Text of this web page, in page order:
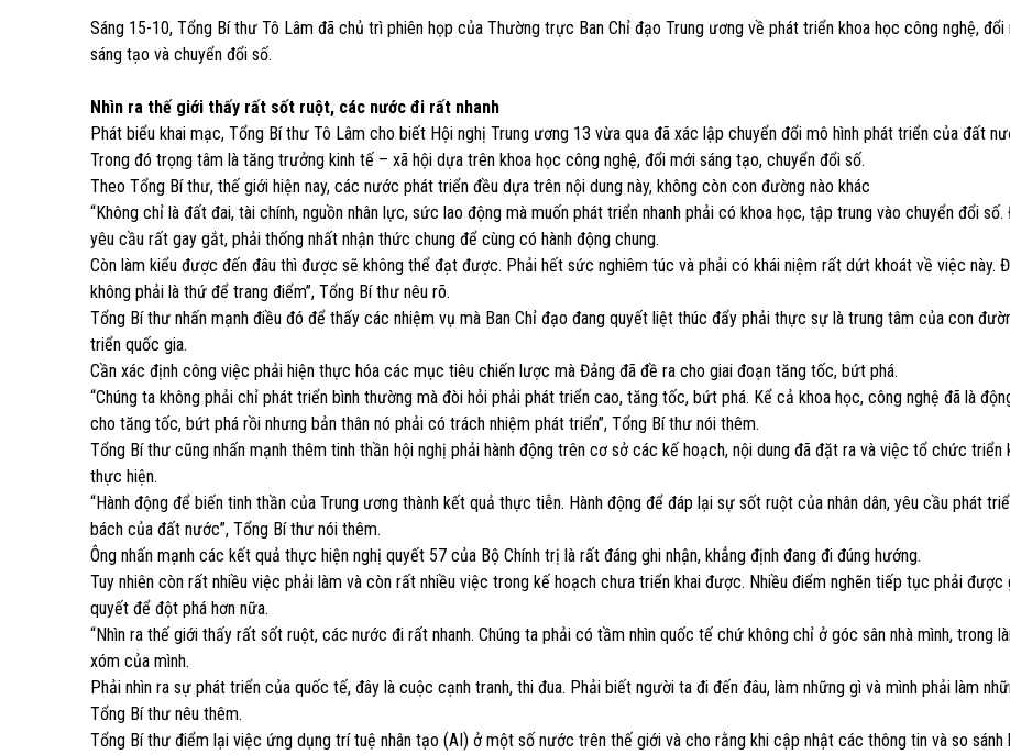
Sáng 15-10, Tổng Bí thư Tô Lâm đã chủ trì phiên họp của Thường trực Ban Chỉ đạo Trung ương về phát triển khoa học công nghệ, đổi
sáng tạo và chuyển đổi số.
Nhìn ra thế giới thấy rất sốt ruột, các nước đi rất nhanh
Phát biểu khai mạc, Tổng Bí thư Tô Lâm cho biết Hội nghị Trung ương 13 vừa qua đã xác lập chuyển đổi mô hình phát triển của đất
Trong đó trọng tâm là tăng trưởng kinh tế – xã hội dựa trên khoa học công nghệ, đổi mới sáng tạo, chuyển đổi số.
Theo Tổng Bí thư, thế giới hiện nay, các nước phát triển đều dựa trên nội dung này, không còn con đường nào khác
“Không chỉ là đất đai, tài chính, nguồn nhân lực, sức lao động mà muốn phát triển nhanh phải có khoa học, tập trung vào chuyển đổi số.
yêu cầu rất gay gắt, phải thống nhất nhận thức chung để cùng có hành động chung.
Còn làm kiểu được đến đâu thì được sẽ không thể đạt được. Phải hết sức nghiêm túc và phải có khái niệm rất dứt khoát về việc này.
không phải là thứ để trang điểm”, Tổng Bí thư nêu rõ.
Tổng Bí thư nhấn mạnh điều đó để thấy các nhiệm vụ mà Ban Chỉ đạo đang quyết liệt thúc đẩy phải thực sự là trung tâm của con
triển quốc gia.
Cần xác định công việc phải hiện thực hóa các mục tiêu chiến lược mà Đảng đã đề ra cho giai đoạn tăng tốc, bứt phá.
“Chúng ta không phải chỉ phát triển bình thường mà đòi hỏi phải phát triển cao, tăng tốc, bứt phá. Kể cả khoa học, công nghệ đã là
cho tăng tốc, bứt phá rồi nhưng bản thân nó phải có trách nhiệm phát triển”, Tổng Bí thư nói thêm.
Tổng Bí thư cũng nhấn mạnh thêm tinh thần hội nghị phải hành động trên cơ sở các kế hoạch, nội dung đã đặt ra và việc tổ chức triển
thực hiện.
“Hành động để biến tinh thần của Trung ương thành kết quả thực tiễn. Hành động để đáp lại sự sốt ruột của nhân dân, yêu cầu phát
bách của đất nước”, Tổng Bí thư nói thêm.
Ông nhấn mạnh các kết quả thực hiện nghị quyết 57 của Bộ Chính trị là rất đáng ghi nhận, khẳng định đang đi đúng hướng.
Tuy nhiên còn rất nhiều việc phải làm và còn rất nhiều việc trong kế hoạch chưa triển khai được. Nhiều điểm nghẽn tiếp tục phải được
quyết để đột phá hơn nữa.
“Nhìn ra thế giới thấy rất sốt ruột, các nước đi rất nhanh. Chúng ta phải có tầm nhìn quốc tế chứ không chỉ ở góc sân nhà mình, trong
xóm của mình.
Phải nhìn ra sự phát triển của quốc tế, đây là cuộc cạnh tranh, thi đua. Phải biết người ta đi đến đâu, làm những gì và mình phải làm
Tổng Bí thư nêu thêm.
Tổng Bí thư điểm lại việc ứng dụng trí tuệ nhân tạo (AI) ở một số nước trên thế giới và cho rằng khi cập nhật các thông tin và so sánh